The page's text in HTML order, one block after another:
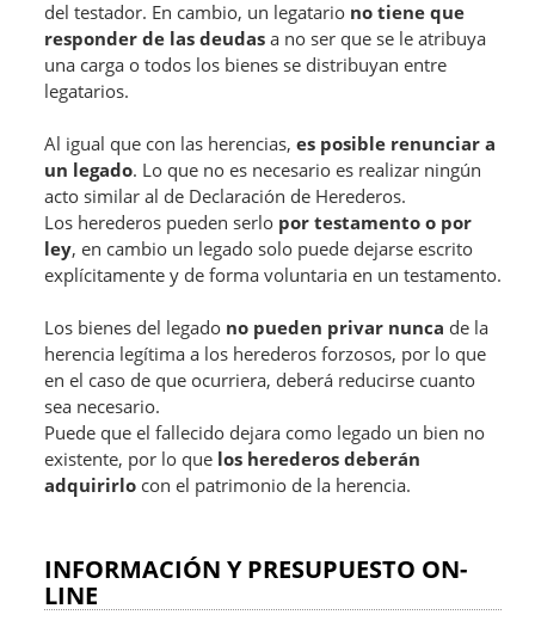
del testador. En cambio, un legatario no tiene que
responder de las deudas a no ser que se le atribuya
una carga o todos los bienes se distribuyan entre
legatarios.
Al igual que con las herencias,es posible renunciar a
un legado. Lo que no es necesario es realizar ningún
acto similar al de Declaración de Herederos.
Los herederos pueden serlo por testamento o por
ley, en cambio un legado solo puede dejarse escrito
explícitamente y de forma voluntaria en un testamento.
Los bienes del legado no pueden privar nunca de la
herencia legítima a los herederos forzosos, por lo que
en el caso de que ocurriera, deberá reducirse cuanto
sea necesario.
Puede que el fallecido dejara como legado un bien no
existente, por lo que los herederos deberán
adquirirlo con el patrimonio de la herencia.
INFORMACIÓN Y PRESUPUESTO ON-
LINE